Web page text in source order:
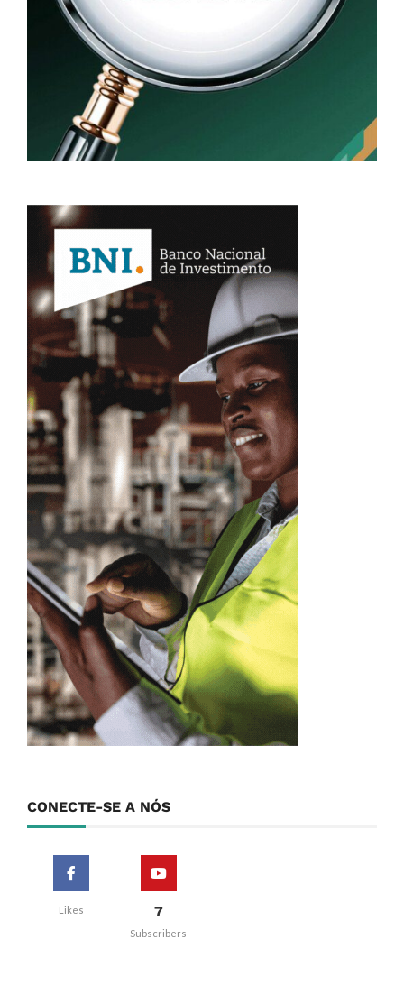
CONECTE-SE A NÓS
Likes 7
Subscribers